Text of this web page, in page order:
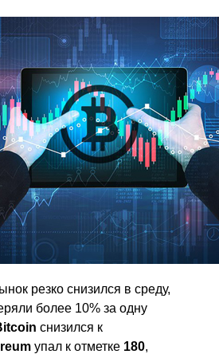
резко снизился в среду,
более 10% за одну
снизился к
упал к отметке 180,